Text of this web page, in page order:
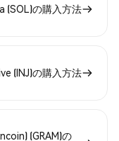
(SOL)の購入方法
(INJ)の購入方法
(GRAM)の